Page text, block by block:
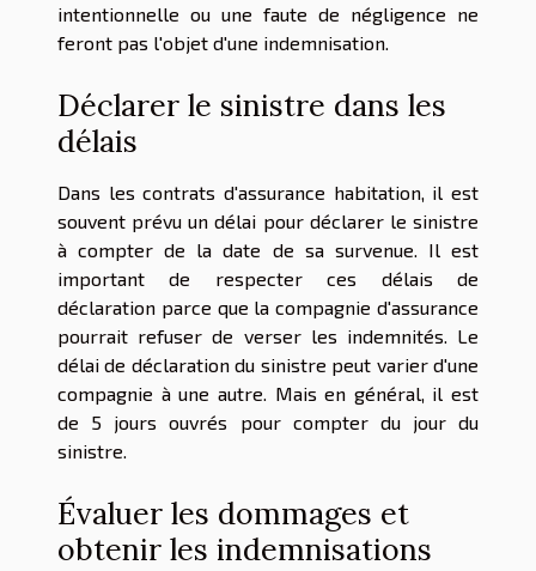
intentionnelle ou une faute de négligence ne
feront pas l'objet d'une indemnisation.
Déclarer le sinistre dans les
délais
Dans les contrats d'assurance habitation, il est
souvent prévu un délai pour déclarer le sinistre
à compter de la date de sa survenue. Il est
important de respecter ces délais de
déclaration parce que la compagnie d'assurance
pourrait refuser de verser les indemnités. Le
délai de déclaration du sinistre peut varier d'une
compagnie à une autre. Mais en général, il est
de 5 jours ouvrés pour compter du jour du
sinistre.
Évaluer les dommages et
obtenir les indemnisations